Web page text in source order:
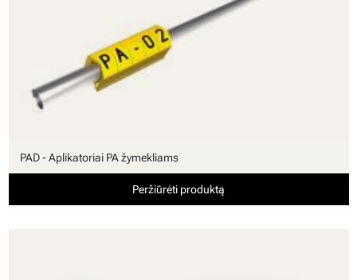
PAD - Aplikatoriai PA žymekliams
Peržiūrėti produktą